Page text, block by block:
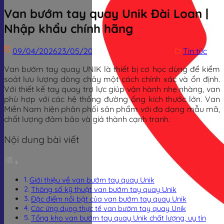
Van bướm tay quay Unik Đài Loan |
Nhập khẩu chính hãng
09/04/202623/05/2026
Tin tức
Van bướm tay quay UNIK là thiết bị cơ học dùng để kiểm
soát lưu lượng dòng chảy một cách chính xác và ổn định.
Với thiết kế tay quay trợ lực giúp vận hành nhẹ nhàng, van
phù hợp với các hệ thống đường ống kích thước lớn. Van
Miền Nam hiện phân phối sản phẩm với đa dạng mẫu mã,
chất lượng đảm bảo và giá thành cạnh tranh.
Nội dung bài viết
Giới thiệu về van bướm tay quay Unik
Thông số kỹ thuật van bướm tay quay Unik
Đặc điểm nổi bật của van bướm tay quay Unik
Các ứng dụng thực tế van bướm tay quay Unik
Tổng kho van bướm tay quay Unik chất lượng, uy tín